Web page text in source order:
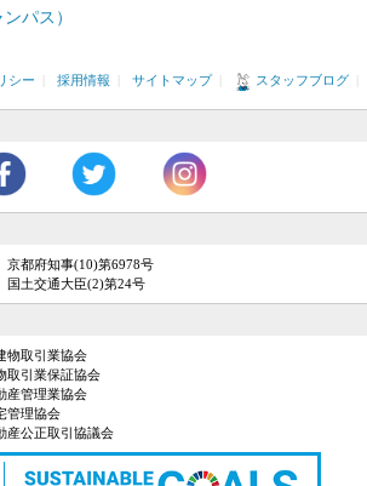
パス）
シー 採用情報 サイトマップ スタッフブログ
都府知事(10)第6978号
土交通大臣(2)第24号
物取引業協会
取引業保証協会
産管理業協会
管理協会
産公正取引協議会